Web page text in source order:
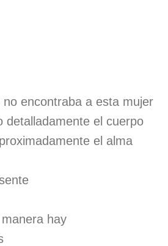
encontraba a esta mujer
detalladamente el cuerpo
el alma
hay